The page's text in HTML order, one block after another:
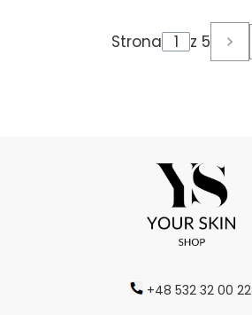
Strona z 5
+48 532 32 00 22